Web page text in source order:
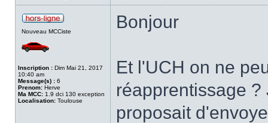
Nouveau MCCiste
Inscription : Dim Mai 21, 2017
10:40 am
Message(s) : 6
Prenom: Herve
Ma MCC: 1.9 dci 130 exception
Localisation: Toulouse
Bonjour
Et l'UCH on ne
réapprentissage
proposait